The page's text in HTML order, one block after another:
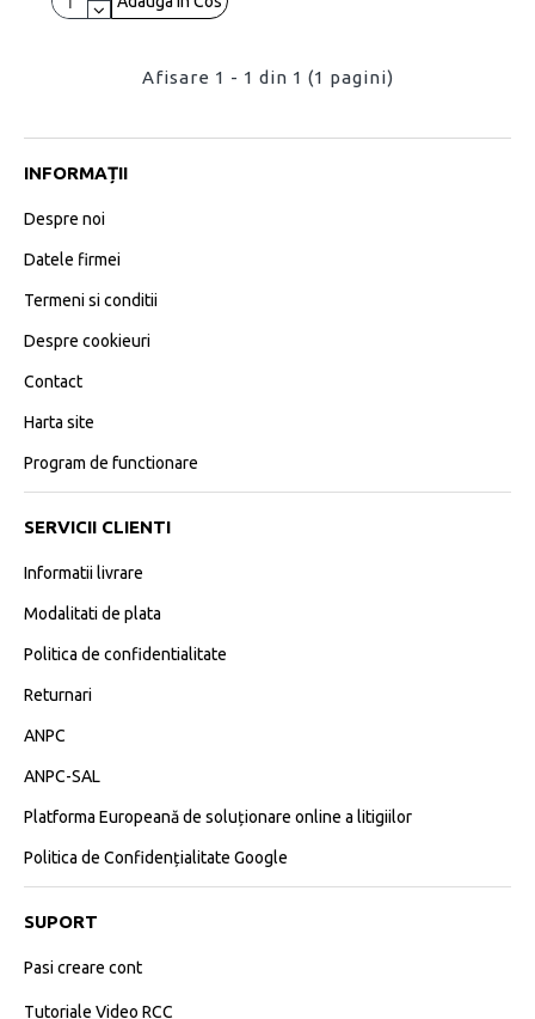
Afisare 1 - 1 din 1 (1 pagini)
INFORMAȚII
Despre noi
Datele firmei
Termeni si conditii
Despre cookieuri
Contact
Harta site
Program de functionare
SERVICII CLIENTI
Informatii livrare
Modalitati de plata
Politica de confidentialitate
Returnari
ANPC
ANPC-SAL
Platforma Europeană de soluționare online a litigiilor
Politica de Confidențialitate Google
SUPORT
Pasi creare cont
Tutoriale Video RCC